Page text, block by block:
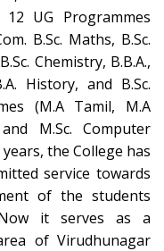
UG Programmes
B.Sc. Maths, B.Sc.
Chemistry, B.B.A.,
History, and B.Sc.
(M.A Tamil, M.A
M.Sc. Computer
the College has
service towards
of the students
Now it serves as a
of Virudhunagar